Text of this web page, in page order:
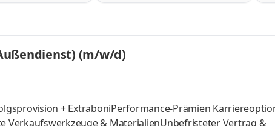
(m/w/d)
+ ExtraboniPerformance-Prämien
Verkaufswerkzeuge & MaterialienUnbefristeter Vertrag &